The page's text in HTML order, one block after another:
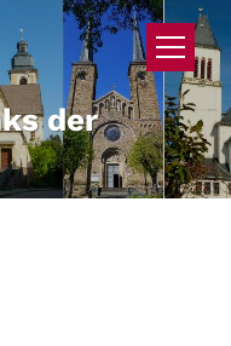
der